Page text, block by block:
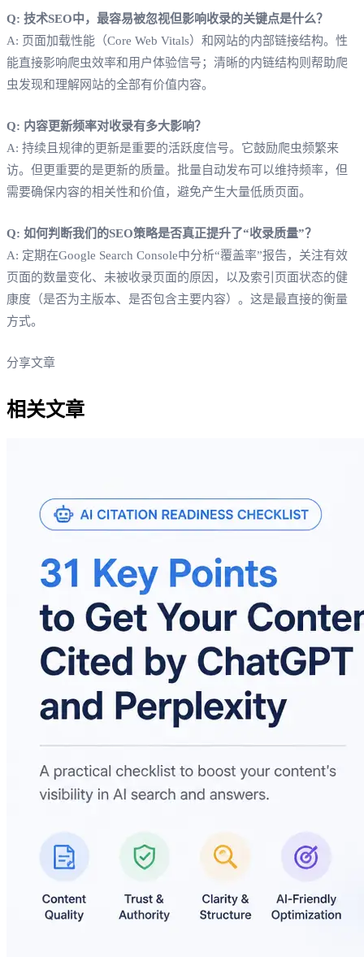
Q: 技术SEO中，最容易被忽视但影响收录的关键点是什么？
A: 页面加载性能（Core Web Vitals）和网站的内部链接结构。性
能直接影响爬虫效率和用户体验信号；清晰的内链结构则帮助爬
虫发现和理解网站的全部有价值内容。
Q: 内容更新频率对收录有多大影响？
A: 持续且规律的更新是重要的活跃度信号。它鼓励爬虫频繁来
访。但更重要的是更新的质量。批量自动发布可以维持频率，但
需要确保内容的相关性和价值，避免产生大量低质页面。
Q: 如何判断我们的SEO策略是否真正提升了“收录质量”？
A: 定期在Google Search Console中分析“覆盖率”报告，关注有效
页面的数量变化、未被收录页面的原因，以及索引页面状态的健
康度（是否为主版本、是否包含主要内容）。这是最直接的衡量
方式。
分享文章
相关文章